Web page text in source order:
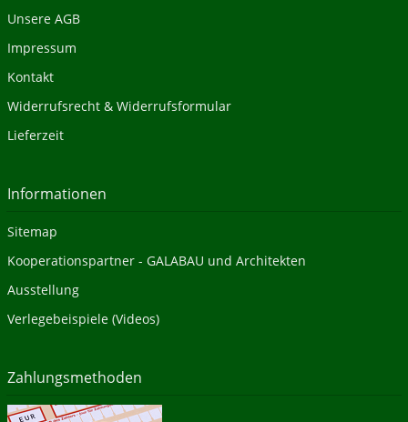
Unsere AGB
Impressum
Kontakt
Widerrufsrecht & Widerrufsformular
Lieferzeit
Informationen
Sitemap
Kooperationspartner - GALABAU und Architekten
Ausstellung
Verlegebeispiele (Videos)
Zahlungsmethoden